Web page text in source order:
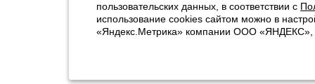
пользовательских данных, в соответствии с
использование cookies сайтом можно в
«Яндекс.Метрика» компании ООО «ЯНДЕКС»,